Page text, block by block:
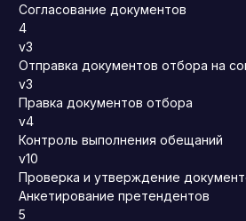
Согласование документов
4
v3
Отправка документов отбора на
v3
Правка документов отбора
v4
Контроль выполнения обещаний
v10
Проверка и утверждение
Анкетирование претендентов
5